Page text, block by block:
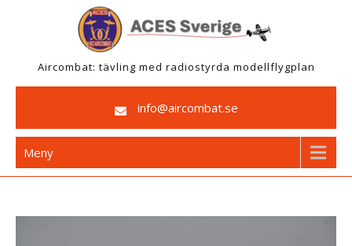
Aircombat: tävling med radiostyrda modellflygplan
info@aircombat.se
Meny